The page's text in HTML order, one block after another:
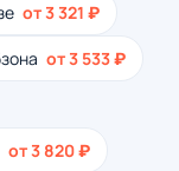
от 3 321 ₽
от 3 533 ₽
от 3 820 ₽